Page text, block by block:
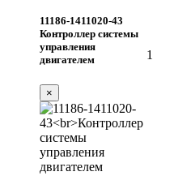
11186-1411020-43
Контроллер системы
управления
двигателем
×
1